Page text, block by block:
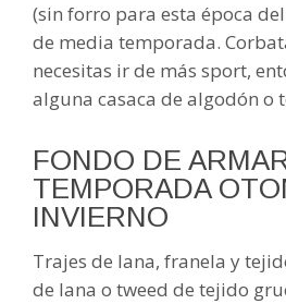
(sin forro para esta época
de media temporada.
necesitas ir de más sport,
alguna casaca de algodón o
FONDO DE
TEMPORADA
INVIERNO
Trajes de lana, franela y
de lana o tweed de tejido